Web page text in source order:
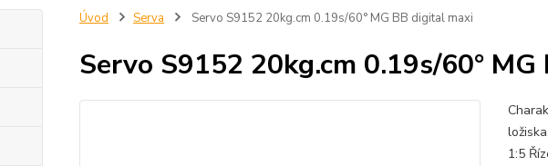
Úvod Serva Servo S9152 20kg.cm 0.19s/60° MG BB digital maxi
Servo S9152 20kg.cm 0.19s/60°
1:5